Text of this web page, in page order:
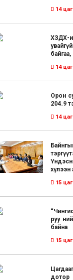
14 цаг
ХЗДХ-
14 цаг
Орон
204.9
14 цаг
хүлээн
15 цаг
руу
байна
15 цаг